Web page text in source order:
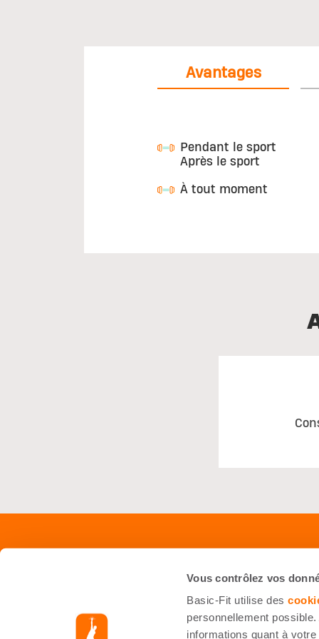
Vous contrôlez vos
Basic-Fit utilise des
personnellement
informations quant à
Avantages
Pendant le sport
Après le sport
À tout moment
Starter Kit
Accessoires
Nous